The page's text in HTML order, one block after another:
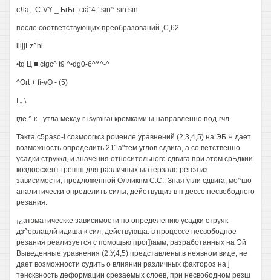
сЛа,- C-VY _ ЬгЬг- ciá"4-' sin^-sin sin
после соответствующих преобразований ,С,62
llljjLz^hl
•tq Ц ■ ctgc^ t9 ^•dg0-6^'*^-^
^Ort + fí-vO - (5)
I „ \
где ^ к - утла мекду r-isymirai кромками ы направленно под-гчл.
Такта c5paso-i созмоогксз роиенле уравнений (2,3,4,5) на ЭБ.Ч дает
возможность определить 211а"тем углов сдвига, а со ветственно
усадки струккл, и значения относительного сдвига при этом срЬдкии
коздоосхент грешш для различных ыатерзало регся из
зависимости, предложенной Олликнм С.С.. Зная угли сдвига, мо^шо
аналитически определить силы, дейотвущиз в п дессе несвободного
резания.
¡¿атзматическке зависимости по определению усадки струяк
дз^орлацлй идиша к сил, действующа: в процессе несвободное
резания реализуется с помощью прог])амм, разработанных на Эй
Выведенные уравнения (2,У,4,5) представлены.в неявном виде, не
дает возможности судить о влиянии различных фактороз на j
тенсквность деформации срезаемых слоев, при несвободном резш